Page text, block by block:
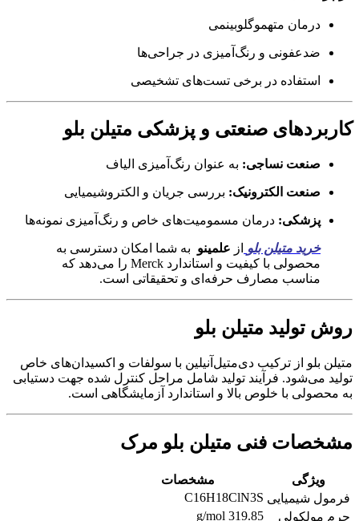
درمان متهموگلوبینمی
ضدعفونی و رنگ‌آمیزی در جراحی‌ها
استفاده در برخی تست‌های تشخیصی
کاربردهای صنعتی و پزشکی متیلن بلو
صنعت نساجی: به عنوان رنگ‌آمیزی الیاف
صنعت الکترونیک: بررسی جریان و الکتروشیمیایی
پزشکی: درمان مسمومیت‌های خاص و رنگ‌آمیزی نمونه‌ها
خرید متیلن بلو از علمینو به شما امکان دسترسی به
محصولی با کیفیت و استاندارد Merck را می‌دهد که
مناسب مصارف حرفه‌ای و تحقیقاتی است.
روش تولید متیلن بلو
متیلن بلو از ترکیب دی‌متیل‌آنیلین با سولفات و اکسیدان‌های خاص
تولید می‌شود. فرآیند تولید شامل مراحل کنترل شده جهت دستیابی
به محصولی با خلوص بالا و استاندارد آزمایشگاهی است.
مشخصات فنی متیلن بلو مرک
ویژگی
مشخصات
فرمول شیمیایی C16H18ClN3S
جرم مولکولی
319.85 g/mol